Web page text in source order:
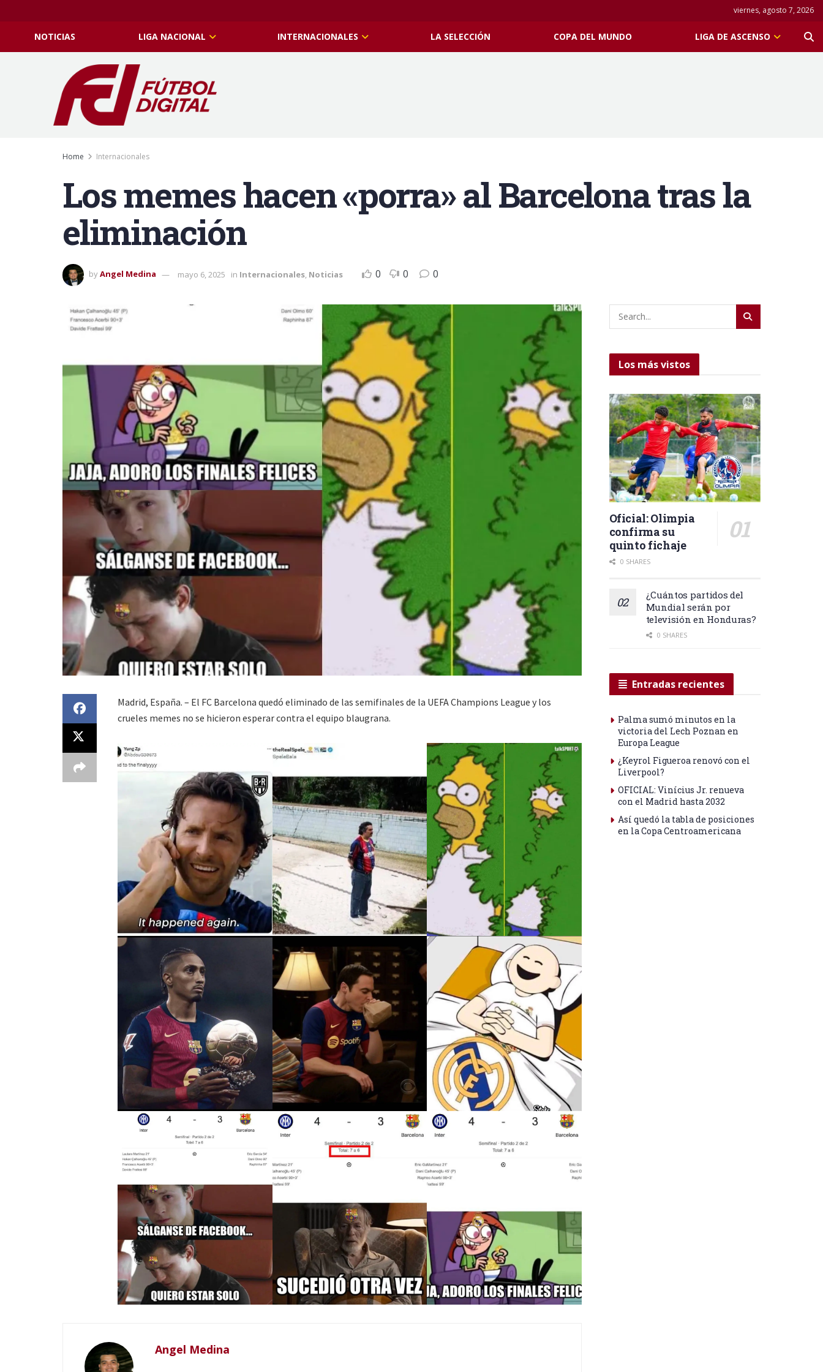
viernes, agosto 7, 2026
NOTICIAS LIGA NACIONAL INTERNACIONALES LA SELECCIÓN COPA DEL MUNDO LIGA DE ASCENSO
Home Internacionales
Los memes hacen «porra» al Barcelona tras la
eliminación
byAngel Medina mayo 6, 2025 in Internacionales Noticias 0 0 0
Madrid, España. – El FC Barcelona quedó eliminado de las semifinales de la UEFA Champions League y los
crueles memes no se hicieron esperar contra el equipo blaugrana.
Angel Medina
Los más vistos
Oficial: Olimpia
confirma su
quinto fichaje
0 SHARES
¿Cuántos partidos del
Mundial serán por
televisión en Honduras?
0 SHARES
Entradas recientes
Palma sumó minutos en la
victoria del Lech Poznan en
Europa League
¿Keyrol Figueroa renovó con el
Liverpool?
OFICIAL: Vinícius Jr. renueva
con el Madrid hasta 2032
Así quedó la tabla de posiciones
en la Copa Centroamericana